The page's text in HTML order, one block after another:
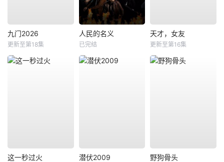
九门2026
更新至第18集
人民的名义
已完结
天才，女友
更新至第16集
这一秒过火 潜伏2009 野狗骨头